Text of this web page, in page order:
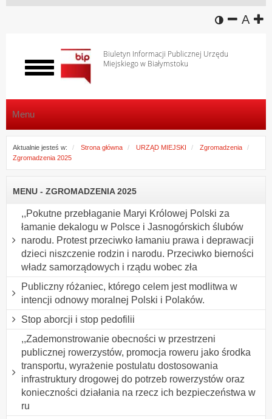
wersja
A
Biuletyn Informacji Publicznej Urzędu
Miejskiego w Białymstoku
Włącz
menu
Menu
Aktualnie jesteś w: Strona główna URZĄD MIEJSKI
Zgromadzenia
Zgromadzenia 2025
MENU - ZGROMADZENIA 2025
,,Pokutne przebłaganie Maryi Królowej Polski za
łamanie dekalogu w Polsce i Jasnogórskich ślubów
narodu. Protest przeciwko łamaniu prawa i deprawacji
dzieci niszczenie rodzin i narodu. Przeciwko bierności
władz samorządowych i rządu wobec zła
Publiczny różaniec, którego celem jest modlitwa w
intencji odnowy moralnej Polski i Polaków.
Stop aborcji i stop pedofilii
,,Zademonstrowanie obecności w przestrzeni
publicznej rowerzystów, promocja roweru jako środka
transportu, wyrażenie postulatu dostosowania
infrastruktury drogowej do potrzeb rowerzystów oraz
konieczności działania na rzecz ich bezpieczeństwa w
ru